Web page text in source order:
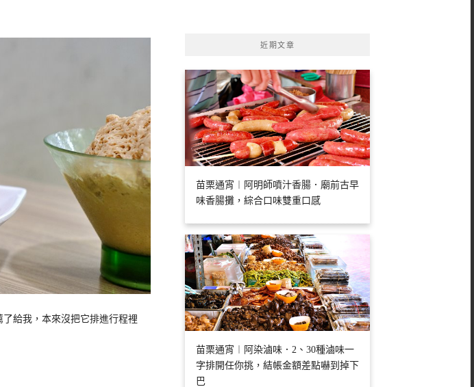
給我，本來沒把它排進行程裡
近期文章
苗栗通宵︱阿明師噴汁香腸．廟前古早
味香腸攤，綜合口味雙重口感
苗栗通宵︱阿染滷味．2、30種滷味一
字排開任你挑，結帳金額差點嚇到掉下
巴